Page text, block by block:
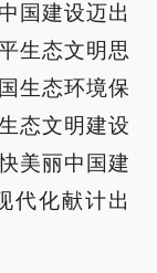
国建设迈出
生态文明思
生态环境保
态文明建设
美丽中国建
代化献计出